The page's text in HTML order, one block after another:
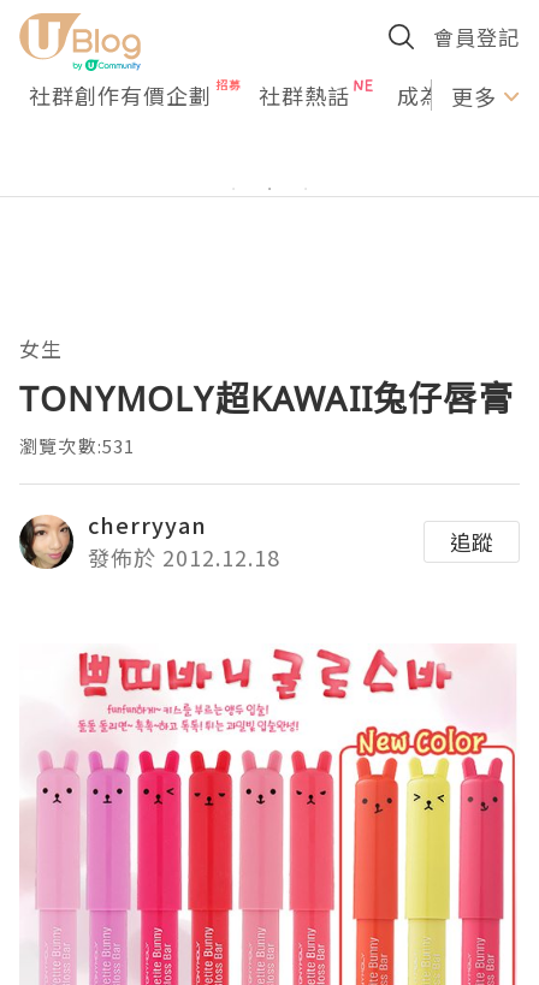
會員登記
社群創作有價企劃 社群熱話 成為U更多
女生
TONYMOLY超KAWAII兔仔唇膏
瀏覽次數:531
cherryyan
發佈於 2012.12.18
追蹤